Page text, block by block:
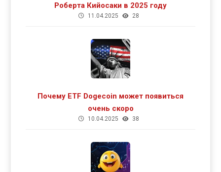
Роберта Кийосаки в 2025 году
11.04.2025 28
Почему ETF Dogecoin может появиться
очень скоро
10.04.2025 38